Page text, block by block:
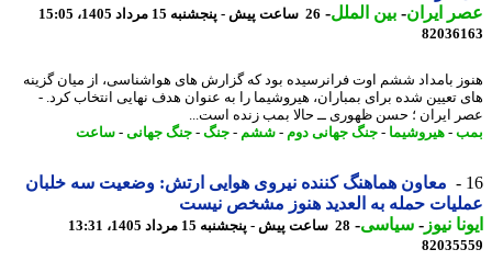
ایران- بین الملل-26 ساعت پیش - پنجشنبه 15 مرداد 1405، 15:05
بامداد ششم اوت فرانرسیده بود که گزارش های هواشناسی، از میان گزینه
تعیین شده برای بمباران، هیروشیما را به عنوان هدف نهایی انتخاب کرد. -
ایران ؛ حسن ظهوری ــ حالا بمب زنده است...
-هیروشیما-جنگ جهانی دوم-ششم-جنگ -جنگ جهانی-ساعت
معاون هماهنگ کننده نیروی هوایی ارتش: وضعیت سه خلبان
حمله به العدید هنوز مشخص نیست
نیوز-سیاسی-28 ساعت پیش - پنجشنبه 15 مرداد 1405، 13:31